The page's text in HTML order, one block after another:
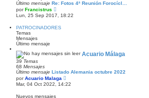
s
a
j
Último mensaje Re: Fotos 4ª Reunión Forocícl…
porFrancistrus
e
l
o
m
s
a
Lun, 25 Sep 2017, 18:22
PATROCINADORES
Temas
Mensajes
Último mensaje
Acuario Málaga
39 Temas
68 Mensajes
Último mensaje Listado Alemania octubre 2022
porAcuario Malaga
e
Mar, 04 Oct 2022, 14:22
Nuevos mensajes